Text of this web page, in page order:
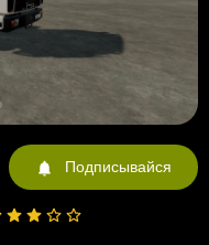
Подписывайся